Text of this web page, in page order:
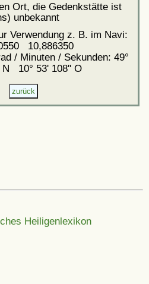
Ort, die Gedenkstätte ist
unbekannt
Verwendung z. B. im Navi:
10,886350
/ Minuten / Sekunden: 49°
N 10° 53' 108'' O
Heiligenlexikon